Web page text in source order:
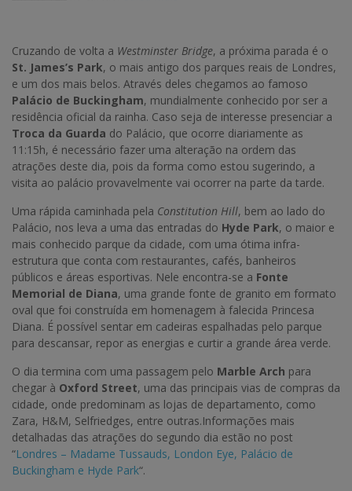
Cruzando de volta a Westminster Bridge, a próxima parada é o
St. James’s Park, o mais antigo dos parques reais de Londres,
e um dos mais belos. Através deles chegamos ao famoso
Palácio de Buckingham, mundialmente conhecido por ser a
residência oficial da rainha. Caso seja de interesse presenciar a
Troca da Guarda do Palácio, que ocorre diariamente as
11:15h, é necessário fazer uma alteração na ordem das
atrações deste dia, pois da forma como estou sugerindo, a
visita ao palácio provavelmente vai ocorrer na parte da tarde.
Uma rápida caminhada pela Constitution Hill, bem ao lado do
Palácio, nos leva a uma das entradas do Hyde Park, o maior e
mais conhecido parque da cidade, com uma ótima infra-
estrutura que conta com restaurantes, cafés, banheiros
públicos e áreas esportivas. Nele encontra-se a Fonte
Memorial de Diana, uma grande fonte de granito em formato
oval que foi construída em homenagem à falecida Princesa
Diana. É possível sentar em cadeiras espalhadas pelo parque
para descansar, repor as energias e curtir a grande área verde.
O dia termina com uma passagem pelo Marble Arch para
chegar à Oxford Street, uma das principais vias de compras da
cidade, onde predominam as lojas de departamento, como
Zara, H&M, Selfriedges, entre outras.Informações mais
detalhadas das atrações do segundo dia estão no post
“Londres – Madame Tussauds, London Eye, Palácio de
Buckingham e Hyde Park“.